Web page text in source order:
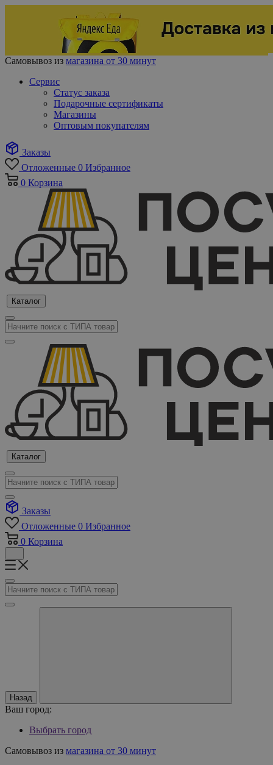
Самовывоз из магазина от 30 минут
Сервис
Статус заказа
Подарочные сертификаты
Магазины
Оптовым покупателям
Заказы
Отложенные 0 Избранное
0 Корзина
Каталог
Каталог
Заказы
Отложенные 0 Избранное
0 Корзина
Назад
Ваш город:
Выбрать город
Самовывоз из магазина от 30 минут